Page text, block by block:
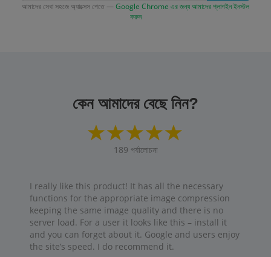
আমাদের সেবা সহজে অ্যাক্সেস পেতে —Google Chrome এর জন্য আমাদের প্লাগইন ইনস্টল
করুন
কেন আমাদের বেছে নিন?
189 পর্যালোচনা
I really like this product! It has all the necessary
functions for the appropriate image compression
keeping the same image quality and there is no
server load. For a user it looks like this – install it
and you can forget about it. Google and users enjoy
the site’s speed. I do recommend it.